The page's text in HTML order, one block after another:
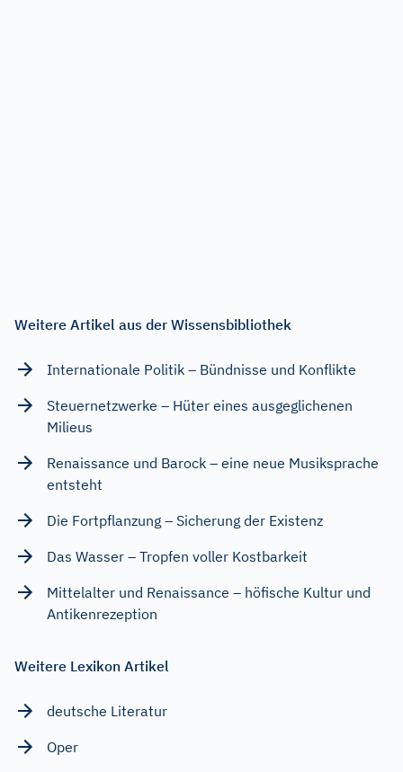
Weitere Artikel aus der Wissensbibliothek
Internationale Politik – Bündnisse und Konflikte
Steuernetzwerke – Hüter eines ausgeglichenen
Milieus
Renaissance und Barock – eine neue Musiksprache
entsteht
Die Fortpflanzung – Sicherung der Existenz
Das Wasser – Tropfen voller Kostbarkeit
Mittelalter und Renaissance – höfische Kultur und
Antikenrezeption
Weitere Lexikon Artikel
deutsche Literatur
Oper